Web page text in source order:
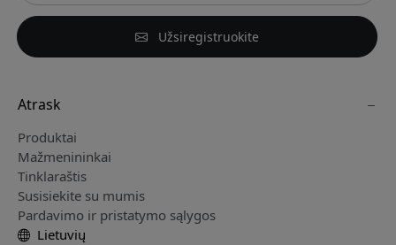
Užsiregistruokite
Atrask
Produktai
Mažmenininkai
Tinklaraštis
Susisiekite su mumis
Pardavimo ir pristatymo sąlygos
Lietuvių